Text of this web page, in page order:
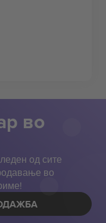
во
од сите
во